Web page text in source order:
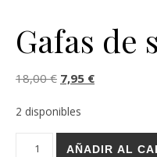
Gafas de
18,00€ El precio original
7,95 €El precio
2 disponibles
Gafas de sol Misuri
AÑADIR AL